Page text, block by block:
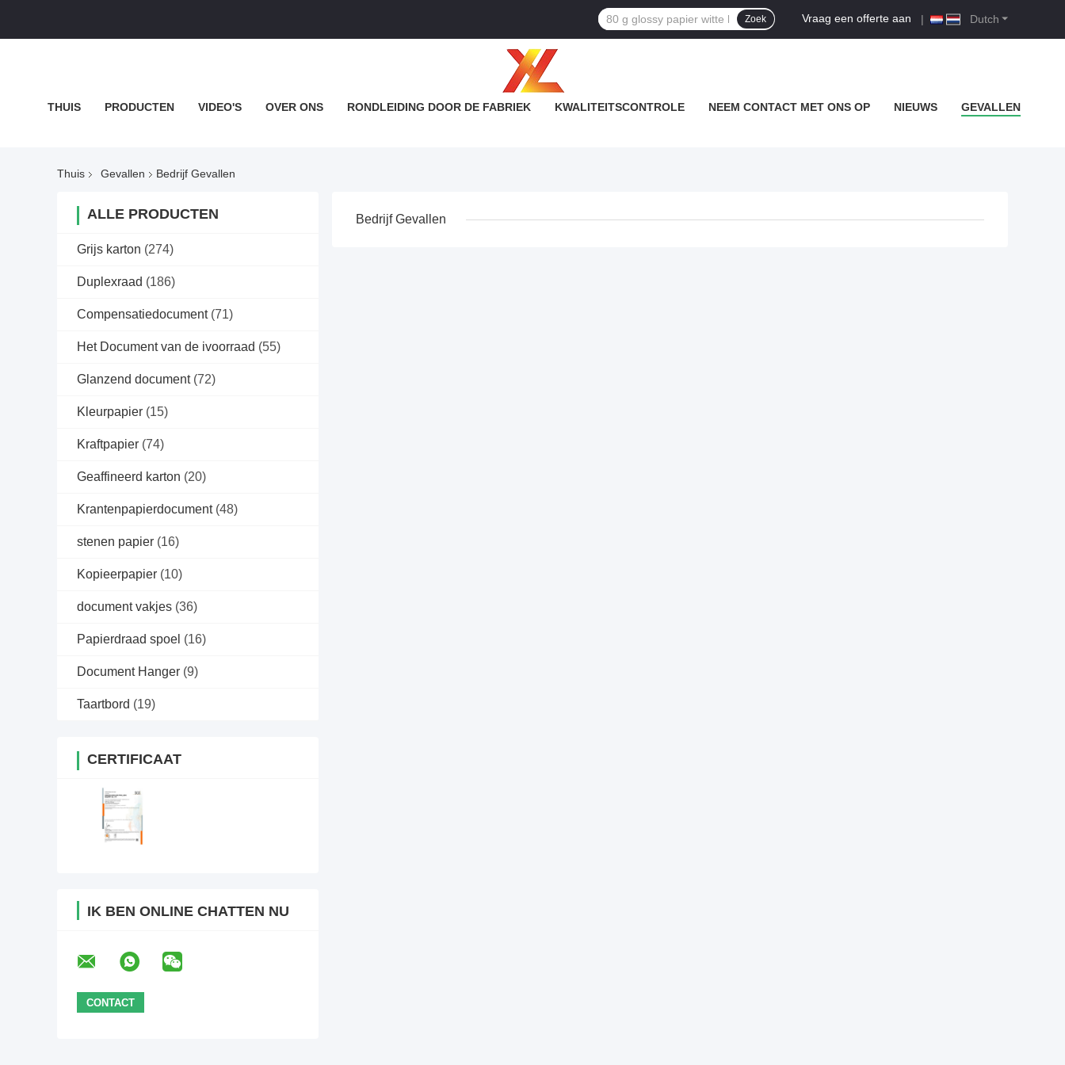
Dutch
Vraag een offerte aan |
Zoek
THUIS PRODUCTEN VIDEO'S OVER ONS RONDLEIDING DOOR DE FABRIEK KWALITEITSCONTROLE NEEM CONTACT MET ONS OP NIEUWS GEVALLEN
Thuis Gevallen Bedrijf Gevallen
ALLE PRODUCTEN
Grijs karton (274)
Duplexraad (186)
Compensatiedocument (71)
Het Document van de ivoorraad (55)
Glanzend document (72)
Kleurpapier (15)
Kraftpapier (74)
Geaffineerd karton (20)
Krantenpapierdocument (48)
stenen papier (16)
Kopieerpapier (10)
document vakjes (36)
Papierdraad spoel (16)
Document Hanger (9)
Taartbord (19)
CERTIFICAAT
IK BEN ONLINE CHATTEN NU
Bedrijf Gevallen